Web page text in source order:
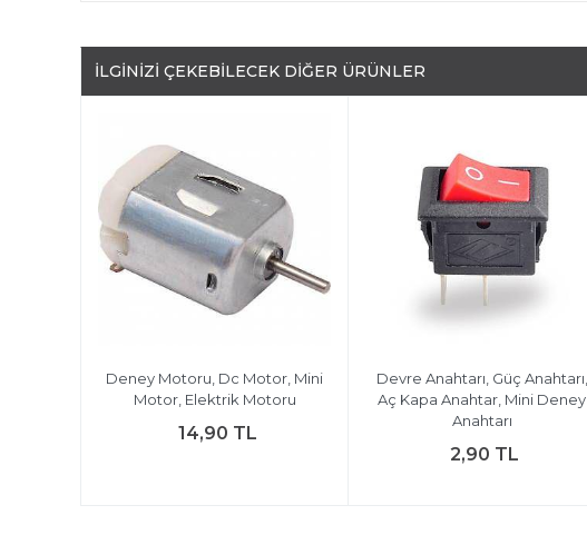
İLGINIZI ÇEKEBILECEK DIĞER ÜRÜNLER
Deney Motoru, Dc Motor, Mini
Motor, Elektrik Motoru
14,90 TL
Devre Anahtarı, Güç Anahtarı,
Aç Kapa Anahtar, Mini Deney
Anahtarı
2,90 TL